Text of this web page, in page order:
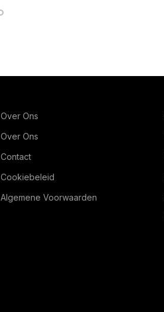
Over Ons
Over Ons
Contact
Cookiebeleid
Algemene Voorwaarden